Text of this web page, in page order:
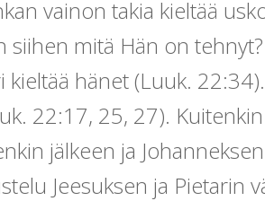
vainon takia kieltää
siihen mitä Hän on tehnyt?
kieltää hänet (Luuk.
22:17, 25, 27).
jälkeen ja
Jeesuksen ja Pietarin